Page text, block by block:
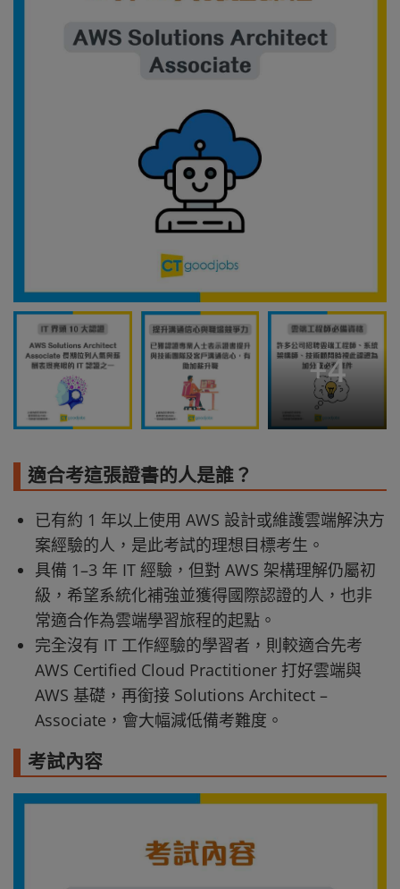
+4
適合考這張證書的人是誰？
已有約 1 年以上使用 AWS 設計或維護雲端解決方
案經驗的人，是此考試的理想目標考生。
具備 1–3 年 IT 經驗，但對 AWS 架構理解仍屬初
級，希望系統化補強並獲得國際認證的人，也非
常適合作為雲端學習旅程的起點。
完全沒有 IT 工作經驗的學習者，則較適合先考
AWS Certified Cloud Practitioner 打好雲端與
AWS 基礎，再銜接 Solutions Architect –
Associate，會大幅減低備考難度。
考試內容